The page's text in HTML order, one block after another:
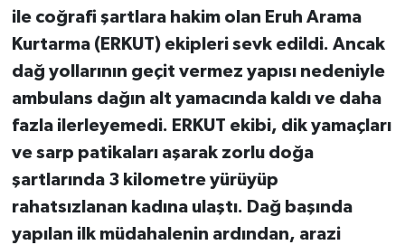
ile coğrafi şartlara hakim olan Eruh Arama
Kurtarma (ERKUT) ekipleri sevk edildi. Ancak
dağ yollarının geçit vermez yapısı nedeniyle
ambulans dağın alt yamacında kaldı ve daha
fazla ilerleyemedi. ERKUT ekibi, dik yamaçları
ve sarp patikaları aşarak zorlu doğa
şartlarında 3 kilometre yürüyüp
rahatsızlanan kadına ulaştı. Dağ başında
yapılan ilk müdahalenin ardından, arazi